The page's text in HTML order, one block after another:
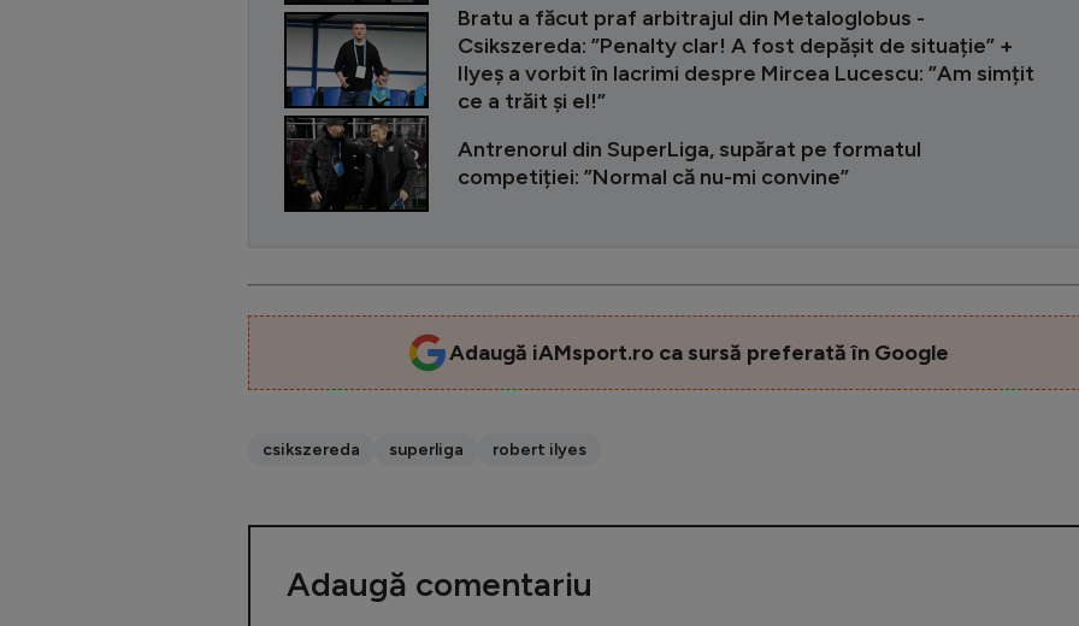
Bratu a făcut praf arbitrajul din Metaloglobus -
Csikszereda: ”Penalty clar! A fost depășit de situație” +
Ilyeș a vorbit în lacrimi despre Mircea Lucescu: ”Am simțit
ce a trăit și el!”
Antrenorul din SuperLiga, supărat pe formatul
competiției: ”Normal că nu-mi convine”
Adaugă iAMsport.ro ca sursă preferată în Google
csikszereda superliga robert ilyes
Adaugă comentariu